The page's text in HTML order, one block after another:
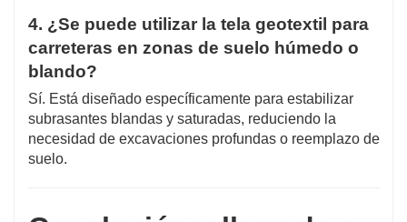
4. ¿Se puede utilizar la tela geotextil para
carreteras en zonas de suelo húmedo o
blando?
Sí. Está diseñado específicamente para estabilizar
subrasantes blandas y saturadas, reduciendo la
necesidad de excavaciones profundas o reemplazo de
suelo.